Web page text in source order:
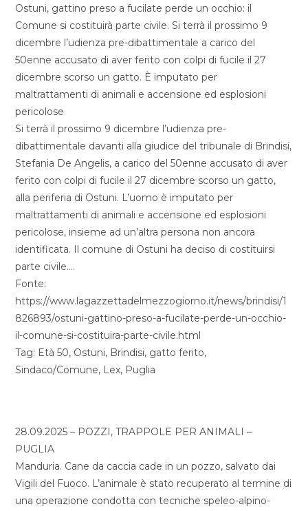
Ostuni, gattino preso a fucilate perde un occhio: il
Comune si costituirà parte civile. Si terrà il prossimo 9
dicembre l’udienza pre-dibattimentale a carico del
50enne accusato di aver ferito con colpi di fucile il 27
dicembre scorso un gatto. È imputato per
maltrattamenti di animali e accensione ed esplosioni
pericolose
Si terrà il prossimo 9 dicembre l’udienza pre-
dibattimentale davanti alla giudice del tribunale di Brindisi,
Stefania De Angelis, a carico del 50enne accusato di aver
ferito con colpi di fucile il 27 dicembre scorso un gatto,
alla periferia di Ostuni. L’uomo è imputato per
maltrattamenti di animali e accensione ed esplosioni
pericolose, insieme ad un’altra persona non ancora
identificata. Il comune di Ostuni ha deciso di costituirsi
parte civile….
Fonte:
https://www.lagazzettadelmezzogiorno.it/news/brindisi/1
826893/ostuni-gattino-preso-a-fucilate-perde-un-occhio-
il-comune-si-costituira-parte-civile.html
Tag: Età 50, Ostuni, Brindisi, gatto ferito,
Sindaco/Comune, Lex, Puglia
28.09.2025 – POZZI, TRAPPOLE PER ANIMALI –
PUGLIA
Manduria. Cane da caccia cade in un pozzo, salvato dai
Vigili del Fuoco. L’animale è stato recuperato al termine di
una operazione condotta con tecniche speleo-alpino-